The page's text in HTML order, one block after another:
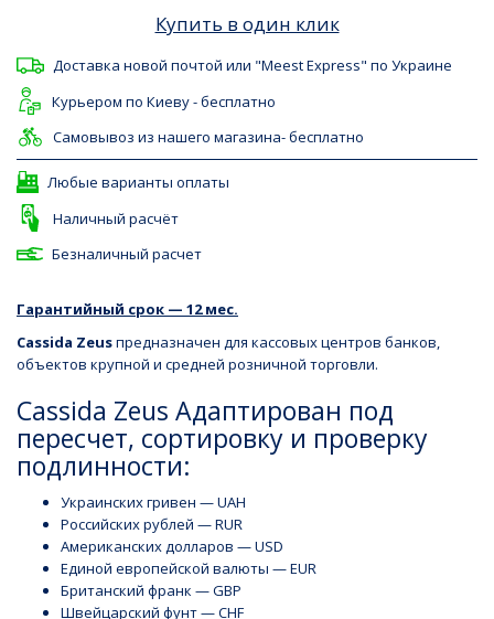
Купить в один клик
Доставка новой почтой или "Meest Express" по Украине
Курьером по Киеву - бесплатно
Самовывоз из нашего магазина- бесплатно
Любые варианты оплаты
Наличный расчёт
Безналичный расчет
Гарантийный срок — 12 мес.
Cassida Zeusпредназначен для кассовых центров банков,
объектов крупной и средней розничной торговли.
Cassida Zeus Адаптирован под
пересчет, сортировку и проверку
подлинности:
Украинских гривен — UAH
Российских рублей — RUR
Американских долларов — USD
Единой европейской валюты — EUR
Британский франк — GBP
Швейцарский фунт — CHF